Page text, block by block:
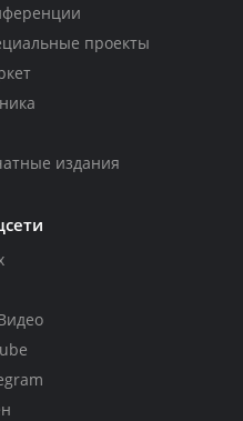
проекты
издания